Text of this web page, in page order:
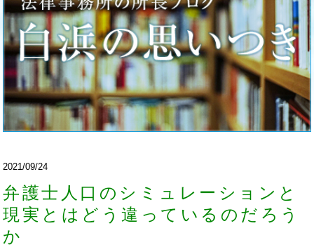
2021/09/24
弁護士人口のシミュレーションと
現実とはどう違っているのだろう
か